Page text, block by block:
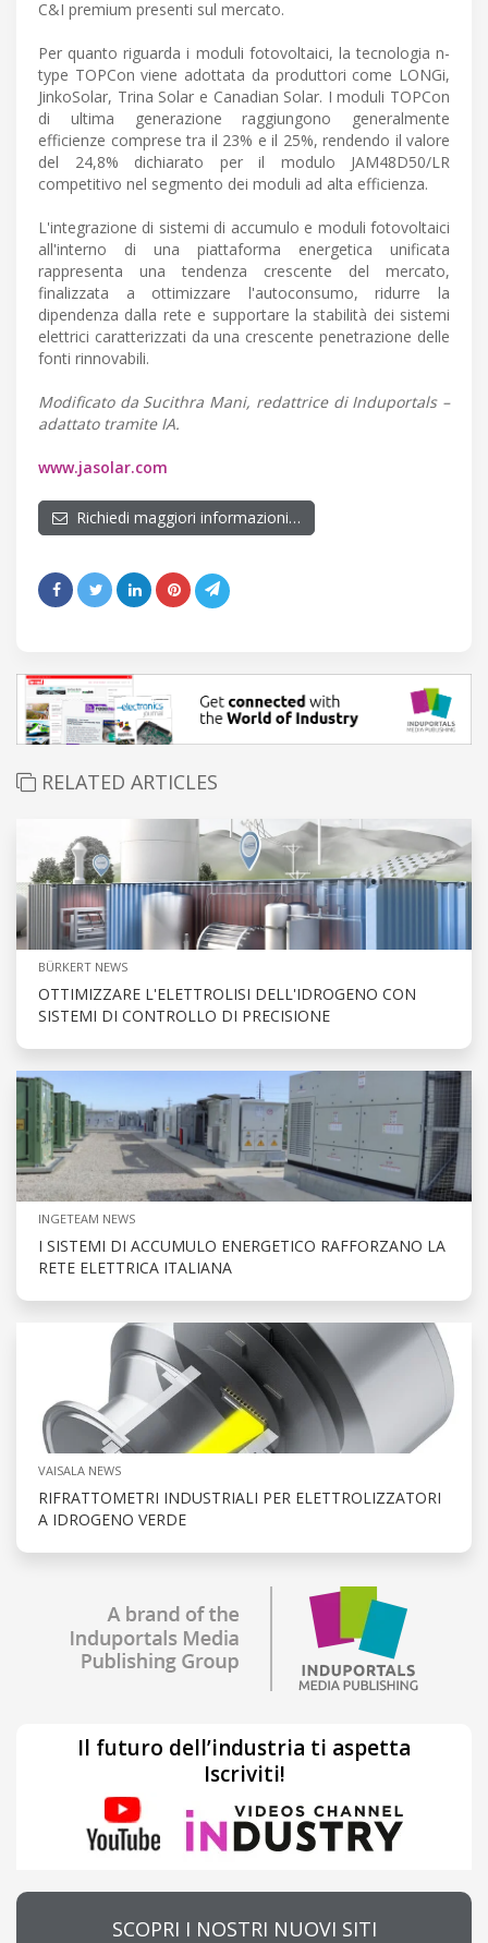
C&I premium presenti sul mercato.
Per quanto riguarda i moduli fotovoltaici, la tecnologia n-
type TOPCon viene adottata da produttori come LONGi,
JinkoSolar, Trina Solar e Canadian Solar. I moduli TOPCon
di ultima generazione raggiungono generalmente
efficienze comprese tra il 23% e il 25%, rendendo il valore
del 24,8% dichiarato per il modulo JAM48D50/LR
competitivo nel segmento dei moduli ad alta efficienza.
L'integrazione di sistemi di accumulo e moduli fotovoltaici
all'interno di una piattaforma energetica unificata
rappresenta una tendenza crescente del mercato,
finalizzata a ottimizzare l'autoconsumo, ridurre la
dipendenza dalla rete e supportare la stabilità dei sistemi
elettrici caratterizzati da una crescente penetrazione delle
fonti rinnovabili.
Modificato da Sucithra Mani, redattrice di Induportals –
adattato tramite IA.
www.jasolar.com
Richiedi maggiori informazioni…
RELATED ARTICLES
BÜRKERT NEWS
OTTIMIZZARE L'ELETTROLISI DELL'IDROGENO CON
SISTEMI DI CONTROLLO DI PRECISIONE
INGETEAM NEWS
I SISTEMI DI ACCUMULO ENERGETICO RAFFORZANO LA
RETE ELETTRICA ITALIANA
VAISALA NEWS
RIFRATTOMETRI INDUSTRIALI PER ELETTROLIZZATORI
A IDROGENO VERDE
Il futuro dell’industria ti aspetta
Iscriviti!
SCOPRI I NOSTRI NUOVI SITI